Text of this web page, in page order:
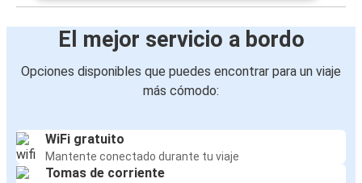
El mejor servicio a bordo
Opciones disponibles que puedes encontrar para un viaje
más cómodo:
WiFi gratuito
Mantente conectado durante tu viaje
Tomas de corriente